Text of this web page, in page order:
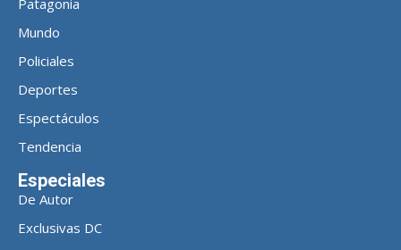
Mundo
Policiales
Deportes
Espectáculos
Tendencia
Especiales
De Autor
Exclusivas DC